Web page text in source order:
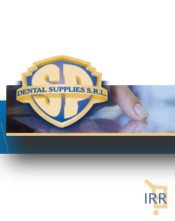
IRR